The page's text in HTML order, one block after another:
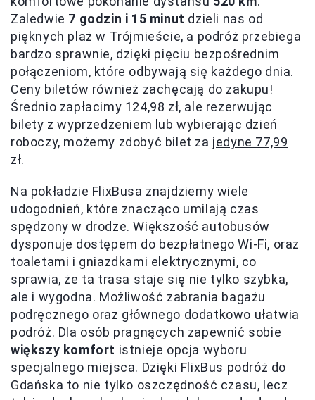
Zaledwie 7 godzin i 15 minut dzieli nas od
pięknych plaż w Trójmieście, a podróż przebiega
bardzo sprawnie, dzięki pięciu bezpośrednim
połączeniom, które odbywają się każdego dnia.
Ceny biletów również zachęcają do zakupu!
Średnio zapłacimy 124,98 zł, ale rezerwując
bilety z wyprzedzeniem lub wybierając dzień
roboczy, możemy zdobyć bilet za jedyne 77,99
zł.
Na pokładzie FlixBusa znajdziemy wiele
udogodnień, które znacząco umilają czas
spędzony w drodze. Większość autobusów
dysponuje dostępem do bezpłatnego Wi-Fi, oraz
toaletami i gniazdkami elektrycznymi, co
sprawia, że ta trasa staje się nie tylko szybka,
ale i wygodna. Możliwość zabrania bagażu
podręcznego oraz głównego dodatkowo ułatwia
podróż. Dla osób pragnących zapewnić sobie
większy komfort istnieje opcja wyboru
specjalnego miejsca. Dzięki FlixBus podróż do
Gdańska to nie tylko oszczędność czasu, lecz